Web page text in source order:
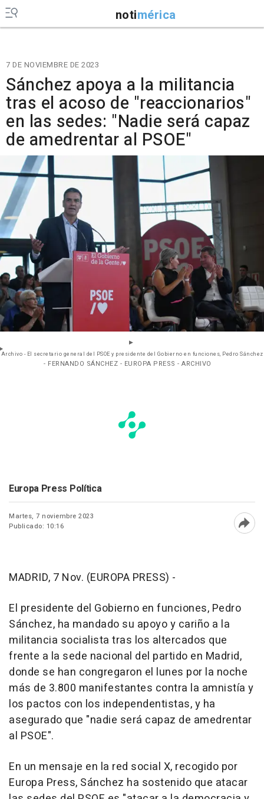
notimérica
7 DE NOVIEMBRE DE 2023
Sánchez apoya a la militancia
tras el acoso de "reaccionarios"
en las sedes: "Nadie será capaz
de amedrentar al PSOE"
Archivo - El secretario general del PSOE y presidente del Gobierno en funciones, Pedro Sánchez
- FERNANDO SÁNCHEZ - EUROPA PRESS - ARCHIVO
Europa Press Política
Martes, 7 noviembre 2023
Publicado: 10:16
MADRID, 7 Nov. (EUROPA PRESS) -
El presidente del Gobierno en funciones, Pedro
Sánchez, ha mandado su apoyo y cariño a la
militancia socialista tras los altercados que
frente a la sede nacional del partido en Madrid,
donde se han congregaron el lunes por la noche
más de 3.800 manifestantes contra la amnistía y
los pactos con los independentistas, y ha
asegurado que "nadie será capaz de amedrentar
al PSOE".
En un mensaje en la red social X, recogido por
Europa Press, Sánchez ha sostenido que atacar